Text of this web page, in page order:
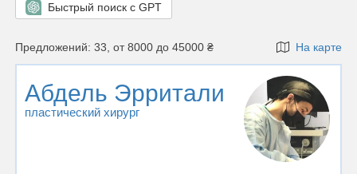
Быстрый поиск с GPT
Предложений: 33, от 8000 до 45000 ₴ На карте
Абдель Эрритали
пластический хирург